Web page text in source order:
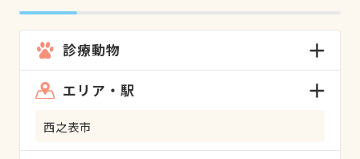
診療動物
エリア・駅
西之表市